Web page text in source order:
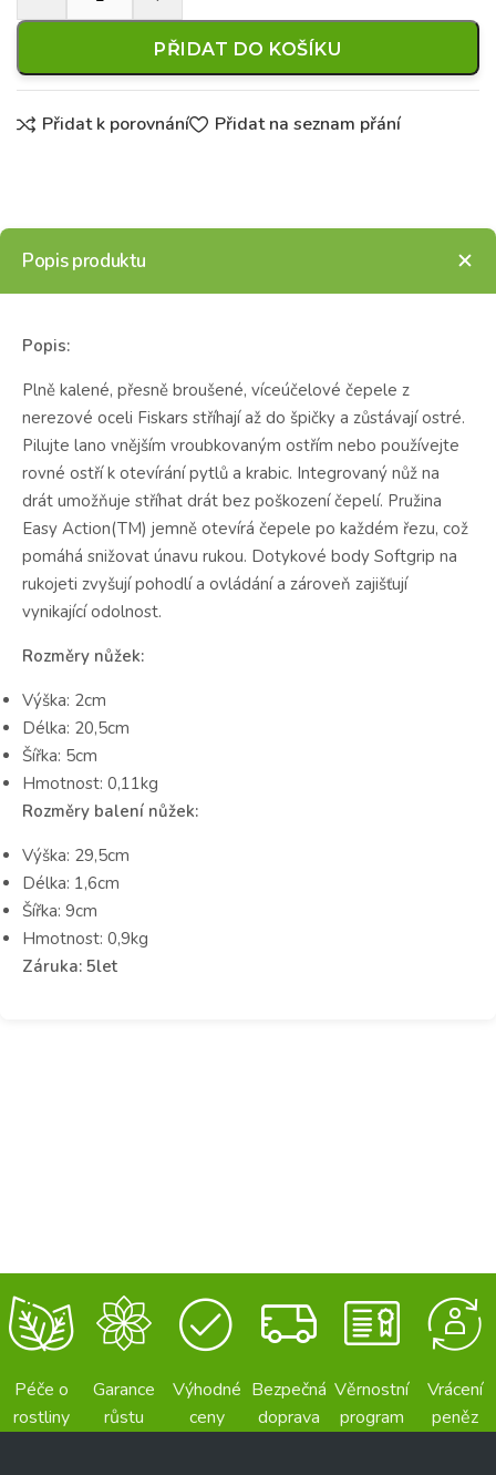
PŘIDAT DO KOŠÍKU
Přidat k porovnání Přidat na seznam přání
Popis produktu
Popis:
Plně kalené, přesně broušené, víceúčelové čepele z
nerezové oceli Fiskars stříhají až do špičky a zůstávají ostré.
Pilujte lano vnějším vroubkovaným ostřím nebo používejte
rovné ostří k otevírání pytlů a krabic. Integrovaný nůž na
drát umožňuje stříhat drát bez poškození čepelí. Pružina
Easy Action(TM) jemně otevírá čepele po každém řezu, což
pomáhá snižovat únavu rukou. Dotykové body Softgrip na
rukojeti zvyšují pohodlí a ovládání a zároveň zajišťují
vynikající odolnost.
Rozměry nůžek:
Výška: 2cm
Délka: 20,5cm
Šířka: 5cm
Hmotnost: 0,11kg
Rozměry balení nůžek:
Výška: 29,5cm
Délka: 1,6cm
Šířka: 9cm
Hmotnost: 0,9kg
Záruka: 5let
Péče o
rostliny
Garance
růstu
Výhodné
ceny
Bezpečná
doprava
Věrnostní
program
Vrácení
peněz